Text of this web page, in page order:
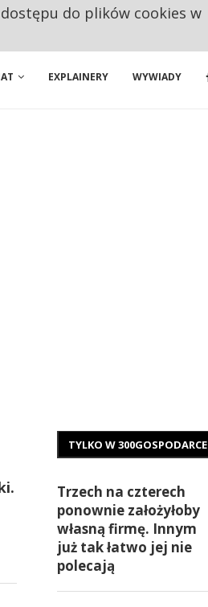
EXPLAINERY WYWIADY
TYLKO W 300GOSPODARCE
Trzech na czterech
ponownie założyłoby
własną firmę. Innym
już tak łatwo jej nie
polecają
do plików cookies w